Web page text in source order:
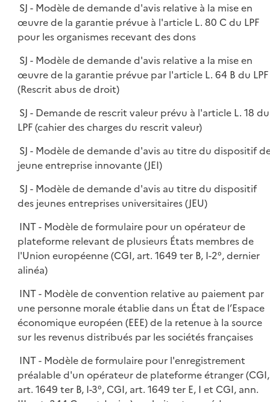
SJ - Modèle de demande d'avis relative à la mise en
œuvre de la garantie prévue à l'article L. 80 C du LPF
pour les organismes recevant des dons
SJ - Modèle de demande d'avis relative a la mise en
œuvre de la garantie prévue par l'article L. 64 B du LPF
(Rescrit abus de droit)
SJ - Demande de rescrit valeur prévu à l'article L. 18 du
LPF (cahier des charges du rescrit valeur)
SJ - Modèle de demande d'avis au titre du dispositif
jeune entreprise innovante (JEI)
SJ - Modèle de demande d'avis au titre du dispositif
des jeunes entreprises universitaires (JEU)
INT - Modèle de formulaire pour un opérateur de
plateforme relevant de plusieurs États membres de
l'Union européenne (CGI, art. 1649 ter B, I-2°, dernier
alinéa)
INT - Modèle de convention relative au paiement par
une personne morale établie dans un État de l’Espace
économique européen (EEE) de la retenue à la source
sur les revenus distribués par les sociétés françaises
INT - Modèle de formulaire pour l'enregistrement
préalable d'un opérateur de plateforme étranger (CGI,
art. 1649 ter B, I-3°, CGI, art. 1649 ter E, I et CGI, ann.